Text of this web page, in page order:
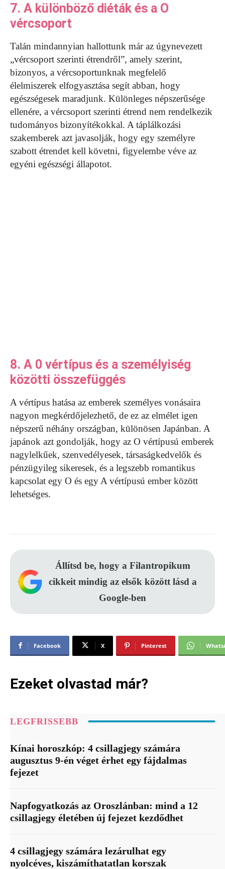
7. A különböző diéták és a O
vércsoport
Talán mindannyian hallottunk már az úgynevezett
„vércsoport szerinti étrendről”, amely szerint,
bizonyos, a vércsoportunknak megfelelő
élelmiszerek elfogyasztása segít abban, hogy
egészségesek maradjunk. Különleges népszerűsége
ellenére, a vércsoport szerinti étrend nem rendelkezik
tudományos bizonyítékokkal. A táplálkozási
szakemberek azt javasolják, hogy egy személyre
szabott étrendet kell követni, figyelembe véve az
egyéni egészségi állapotot.
8. A 0 vértípus és a személyiség
közötti összefüggés
A vértípus hatása az emberek személyes vonásaira
nagyon megkérdőjelezhető, de ez az elmélet igen
népszerű néhány országban, különösen Japánban. A
japánok azt gondolják, hogy az O vértípusú emberek
nagylelkűek, szenvedélyesek, társaságkedvelők és
pénzügyileg sikeresek, és a legszebb romantikus
kapcsolat egy O és egy A vértípusú ember között
lehetséges.
Állítsd be, hogy a Filantropikum
cikkeit mindig az elsők között lásd a
Google-ben
Facebook X Pinterest
Ezeket olvastad már?
LEGFRISSEBB
Kínai horoszkóp: 4 csillagjegy számára
augusztus 9-én véget érhet egy fájdalmas
fejezet
Napfogyatkozás az Oroszlánban: mind a 12
csillagjegy életében új fejezet kezdődhet
4 csillagjegy számára lezárulhat egy
nyolcéves, kiszámíthatatlan korszak